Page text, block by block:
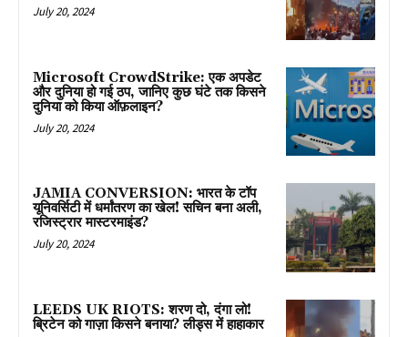
July 20, 2024
Microsoft CrowdStrike: एक अपडेट
और दुनिया हो गई ठप, जानिए कुछ घंटे तक किसने
दुनिया को किया ऑफ़लाइन?
July 20, 2024
JAMIA CONVERSION: भारत के टॉप
यूनिवर्सिटी में धर्मांतरण का खेल! सचिन बना अली,
रजिस्ट्रार मास्टरमाइंड?
July 20, 2024
LEEDS UK RIOTS: शरण दो, दंगा लो!
ब्रिटेन को गाज़ा किसने बनाया? लीड्स में हाहाकार